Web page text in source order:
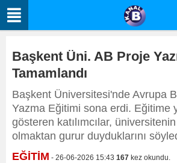
Başkent Üni. AB Proje
Tamamlandı
Başkent Üniversitesi'nde Avrupa
Yazma Eğitimi sona erdi. Eğitime
gösteren katılımcılar,
olmaktan gurur duyduklarını
EĞİTİM - 26-06-2026 15:43 167 kez okundu.